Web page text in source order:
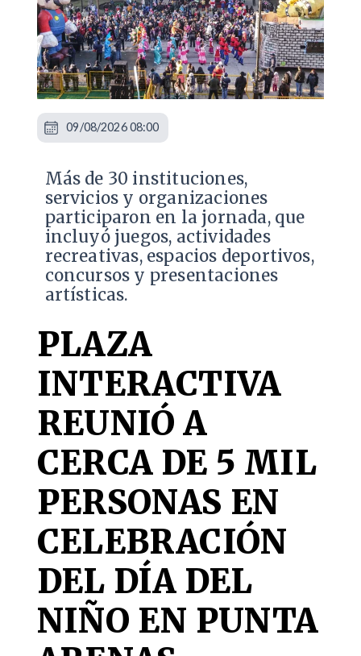
Más de 30 instituciones,
servicios y organizaciones
participaron en la jornada, que
incluyó juegos, actividades
recreativas, espacios deportivos,
concursos y presentaciones
artísticas.
PLAZA
INTERACTIVA
REUNIÓ A
CERCA DE 5 MIL
PERSONAS EN
CELEBRACIÓN
DEL DÍA DEL
NIÑO EN PUNTA
09/08/2026 08:00